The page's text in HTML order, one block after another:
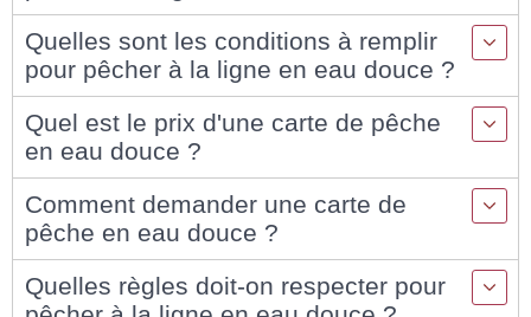
Quelles sont les conditions à remplir
pour pêcher à la ligne en eau douce ?
Quel est le prix d'une carte de pêche
en eau douce ?
Comment demander une carte de
pêche en eau douce ?
Quelles règles doit-on respecter pour